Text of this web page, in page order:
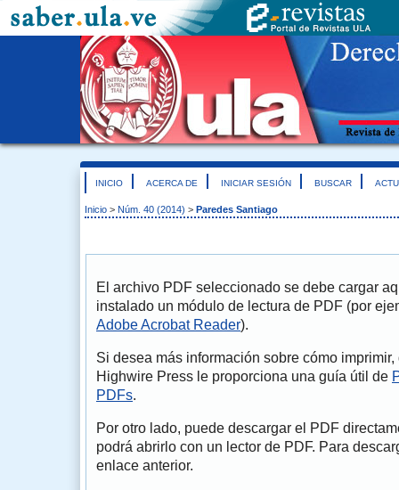
INICIO ACERCA DE INICIAR SESIÓN BUSCAR
Inicio > Núm. 40 (2014) > Paredes Santiago
El archivo PDF seleccionado se debe cargar
instalado un módulo de lectura de PDF (por
Adobe Acrobat Reader).
Si desea más información sobre cómo
Highwire Press le proporciona una guía útil de
PDFs.
Por otro lado, puede descargar el PDF
podrá abrirlo con un lector de PDF. Para
enlace anterior.